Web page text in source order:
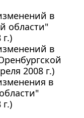
в
области"
в
2008 г.)
в